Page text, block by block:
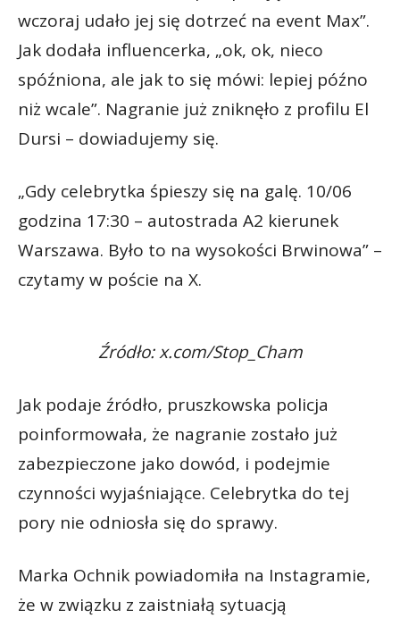
wczoraj udało jej się dotrzeć na event Max”.
Jak dodała influencerka, „ok, ok, nieco
spóźniona, ale jak to się mówi: lepiej późno
niż wcale”. Nagranie już zniknęło z profilu El
Dursi – dowiadujemy się.
„Gdy celebrytka śpieszy się na galę. 10/06
godzina 17:30 – autostrada A2 kierunek
Warszawa. Było to na wysokości Brwinowa” –
czytamy w poście na X.
Źródło: x.com/Stop_Cham
Jak podaje źródło, pruszkowska policja
poinformowała, że nagranie zostało już
zabezpieczone jako dowód, i podejmie
czynności wyjaśniające. Celebrytka do tej
pory nie odniosła się do sprawy.
Marka Ochnik powiadomiła na Instagramie,
że w związku z zaistniałą sytuacją